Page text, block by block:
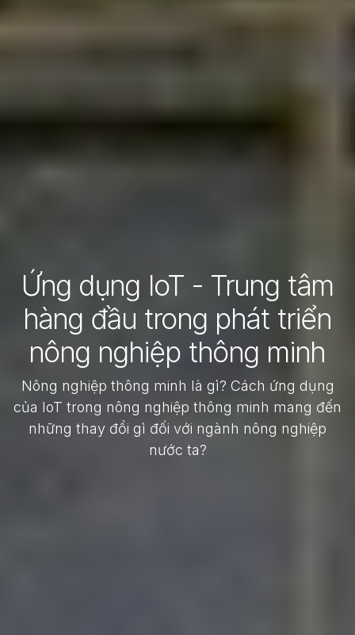
Ứng dụng IoT - Trung tâm
hàng đầu trong phát triển
nông nghiệp thông minh
Nông nghiệp thông minh là gì? Cách ứng dụng
của IoT trong nông nghiệp thông minh mang đến
những thay đổi gì đối với ngành nông nghiệp
nước ta?